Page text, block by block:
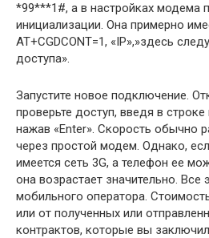
*99***1#, а в настройках модема
инициализации. Она примерно
AT+CGDCONT=1, «IP»,»здесь
доступа».
Запустите новое подключение.
проверьте доступ, введя в
нажав «Enter». Скорость обычно
через простой модем. Однако,
имеется сеть 3G, а телефон ее
она возрастает значительно. Все
мобильного оператора.
или от полученных или
контрактов, которые вы